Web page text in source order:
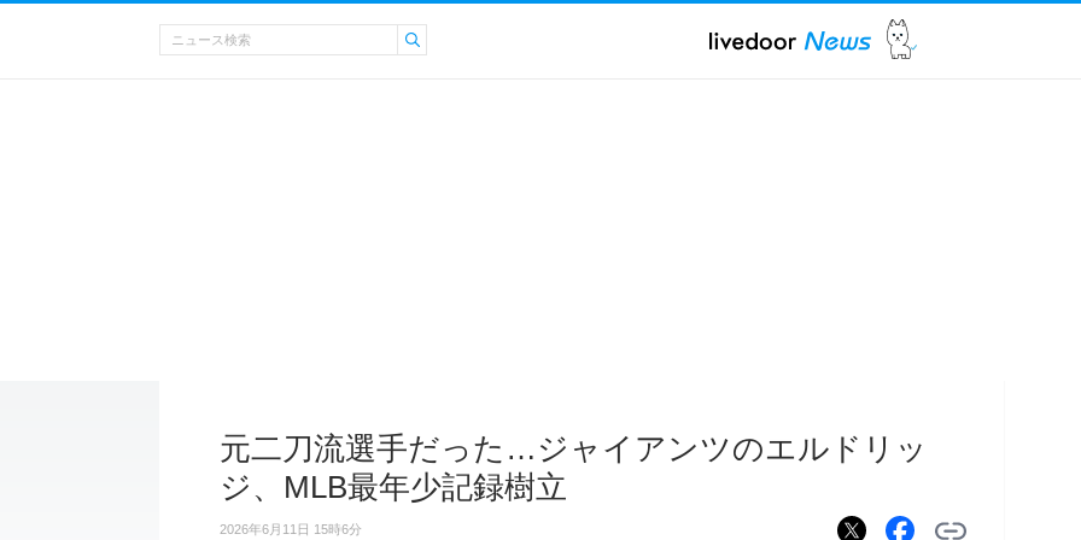
元二刀流選手だった…ジャイアンツのエルドリッ
ジ、MLB最年少記録樹立
2026年6月11日 15時6分